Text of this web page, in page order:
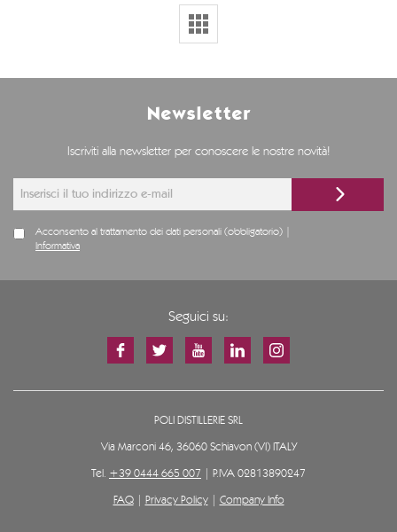
Newsletter
Iscriviti alla newsletter per conoscere le nostre novità!
Acconsento al trattamento dei dati personali (obbligatorio) |
Informativa
Seguici su:
POLI DISTILLERIE SRL
Via Marconi 46, 36060 Schiavon (VI) ITALY
Tel. +39 0444 665 007 | P.IVA 02813890247
FAQ| Privacy Policy| Company Info